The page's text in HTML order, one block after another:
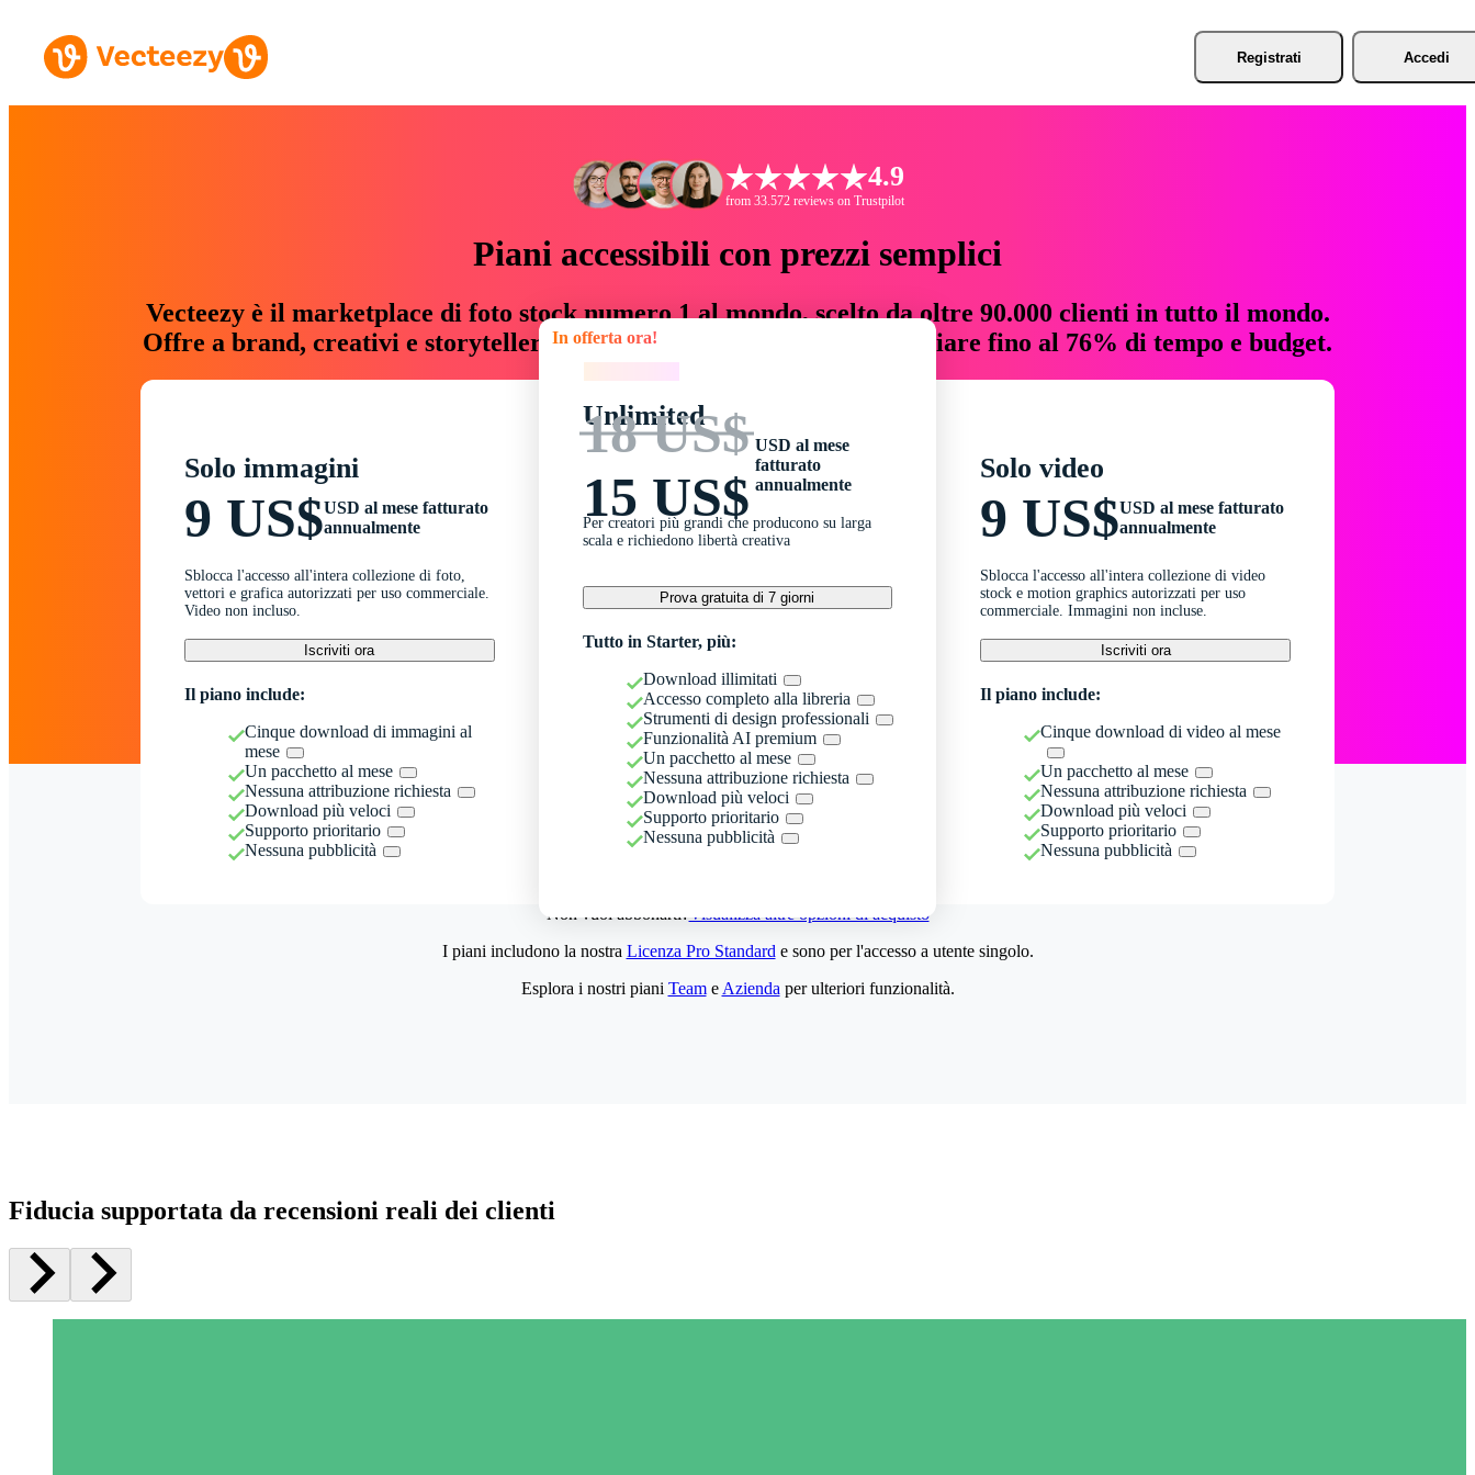
Registrati Accedi
4.9
from 33.572 reviews on Trustpilot
Piani accessibili con prezzi semplici
Vecteezy è il marketplace di foto stock numero 1 al mondo, scelto da oltre 90.000 clienti in tutto il mondo.
Offre a brand, creativi e storyteller risorse creative che fanno risparmiare fino al 76% di tempo e budget.
Solo immagini
9 US$USD al mese fatturato
annualmente
Sblocca l'accesso all'intera collezione di foto,
vettori e grafica autorizzati per uso commerciale.
Video non incluso.
Iscriviti ora
Il piano include:
Cinque download di immagini al
mese
Un pacchetto al mese
Nessuna attribuzione richiesta
Download più veloci
Supporto prioritario
Nessuna pubblicità
In offerta ora!
Unlimited
18 US$
15 US$
USD al mese
fatturato
annualmente
Per creatori più grandi che producono su larga
scala e richiedono libertà creativa
Prova gratuita di 7 giorni
Tutto in Starter, più:
Download illimitati
Accesso completo alla libreria
Strumenti di design professionali
Funzionalità AI premium
Un pacchetto al mese
Nessuna attribuzione richiesta
Download più veloci
Supporto prioritario
Nessuna pubblicità
Solo video
9 US$USD al mese fatturato
annualmente
Sblocca l'accesso all'intera collezione di video
stock e motion graphics autorizzati per uso
commerciale. Immagini non incluse.
Iscriviti ora
Il piano include:
Cinque download di video al mese
Un pacchetto al mese
Nessuna attribuzione richiesta
Download più veloci
Supporto prioritario
Nessuna pubblicità
Non vuoi abbonarti?Visualizza altre opzioni di acquisto
I piani includono la nostra Licenza Pro Standard e sono per l'accesso a utente singolo.
Esplora i nostri piani Teame Azienda per ulteriori funzionalità.
Fiducia supportata da recensioni reali dei clienti